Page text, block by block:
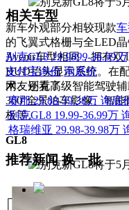
新车外观部分相较现款
的飞翼式格栅与全LED
Avenir车型相同，拥有
HUD抬头显示系统。在
术、别克高级智能驾驶
360°全景泊车影像、智
板等。
GL8
相关车型
别克GL8 19.9899-36.99万
支付宝询价 询底价
网友还看了
赛那 29.88-39.38万 询底
别克GL8 19.99-36.99万
格瑞维亚 29.98-39.98万
推荐新闻换一批